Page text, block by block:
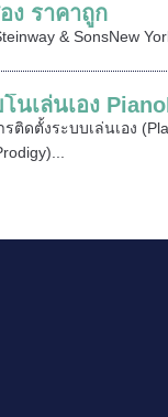
ง ราคาถูก
& SonsNew
โนเล่นเอง
รติดตั้งระบบเล่นเอง